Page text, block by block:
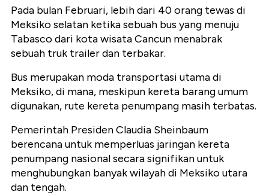
Pada bulan Februari, lebih dari 40 orang tewas di
Meksiko selatan ketika sebuah bus yang menuju
Tabasco dari kota wisata Cancun menabrak
sebuah truk trailer dan terbakar.
Bus merupakan moda transportasi utama di
Meksiko, di mana, meskipun kereta barang umum
digunakan, rute kereta penumpang masih terbatas.
Pemerintah Presiden Claudia Sheinbaum
berencana untuk memperluas jaringan kereta
penumpang nasional secara signifikan untuk
menghubungkan banyak wilayah di Meksiko utara
dan tengah.